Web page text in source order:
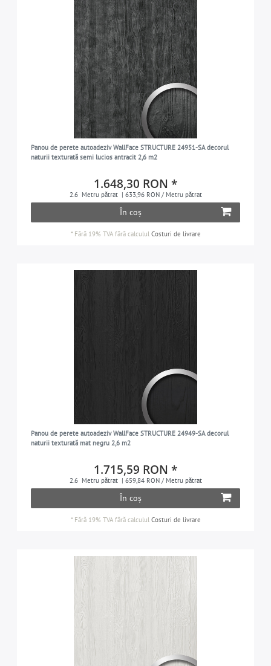
Panou de perete autoadeziv WallFace STRUCTURE 24951-SA decorul
naturii texturată semi lucios antracit 2,6 m2
1.648,30 RON *
2.6 Metru pătrat | 633,96 RON / Metru pătrat
În coș
* Fără 19% TVAfără calculul Costuri de livrare
Panou de perete autoadeziv WallFace STRUCTURE 24949-SA decorul
naturii texturată mat negru 2,6 m2
1.715,59 RON *
2.6 Metru pătrat | 659,84 RON / Metru pătrat
În coș
* Fără 19% TVAfără calculul Costuri de livrare